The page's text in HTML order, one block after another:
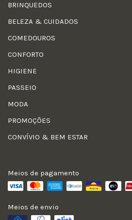
BRINQUEDOS
BELEZA & CUIDADOS
COMEDOUROS
CONFORTO
HIGIENE
PASSEIO
MODA
PROMOÇÕES
CONVÍVIO & BEM ESTAR
Meios de pagamento
Meios de envio